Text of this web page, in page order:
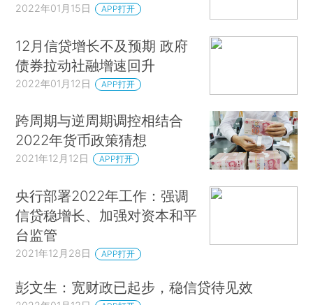
2022年01月15日 APP打开
12月信贷增长不及预期 政府
债券拉动社融增速回升
2022年01月12日 APP打开
跨周期与逆周期调控相结合
2022年货币政策猜想
2021年12月12日 APP打开
央行部署2022年工作：强调
信贷稳增长、加强对资本和平
台监管
2021年12月28日 APP打开
彭文生：宽财政已起步，稳信贷待见效